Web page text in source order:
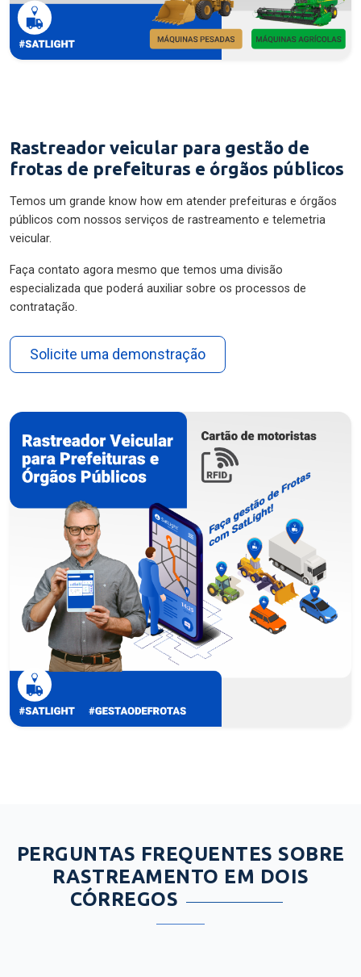
Rastreador veicular para gestão de
frotas de prefeituras e órgãos públicos
Temos um grande know how em atender prefeituras e órgãos
públicos com nossos serviços de rastreamento e telemetria
veicular.
Faça contato agora mesmo que temos uma divisão
especializada que poderá auxiliar sobre os processos de
contratação.
Solicite uma demonstração
PERGUNTAS FREQUENTES SOBRE
RASTREAMENTO EM DOIS
CÓRREGOS